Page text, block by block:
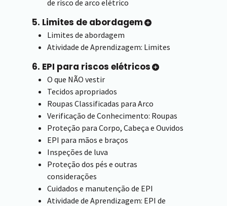
de risco de arco elétrico
5. Limites de abordagem
Limites de abordagem
Atividade de Aprendizagem: Limites
6. EPI para riscos elétricos
O que NÃO vestir
Tecidos apropriados
Roupas Classificadas para Arco
Verificação de Conhecimento: Roupas
Proteção para Corpo, Cabeça e Ouvidos
EPI para mãos e braços
Inspeções de luva
Proteção dos pés e outras
considerações
Cuidados e manutenção de EPI
Atividade de Aprendizagem: EPI de